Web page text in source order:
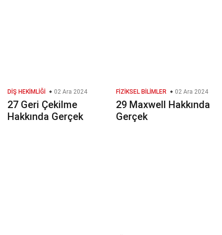
DIŞ HEKIMLIĞI 02 Ara 2024
27 Geri Çekilme
Hakkında Gerçek
FIZIKSEL BILIMLER 02 Ara 2024
29 Maxwell Hakkında
Gerçek